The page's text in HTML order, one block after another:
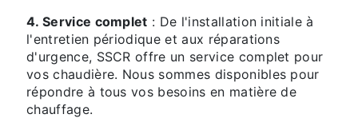
4. Service complet : De l'installation initiale à
l'entretien périodique et aux réparations
d'urgence, SSCR offre un service complet pour
vos chaudière. Nous sommes disponibles pour
répondre à tous vos besoins en matière de
chauffage.